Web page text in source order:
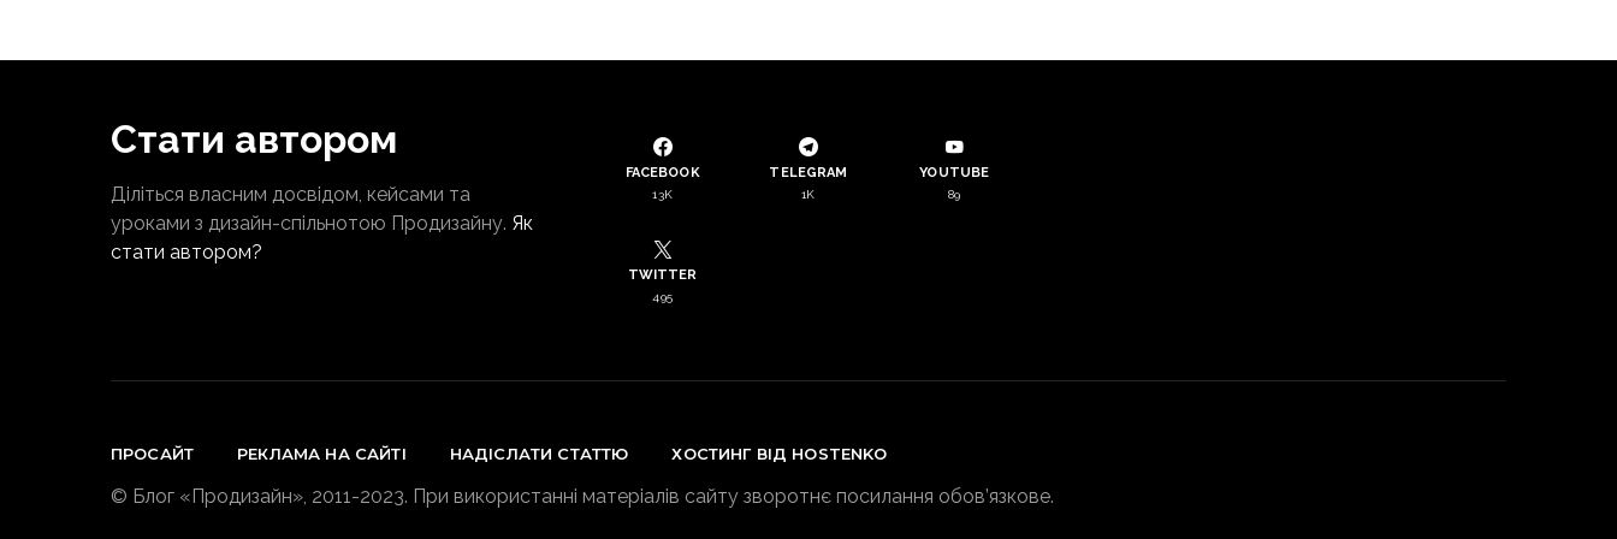
Стати автором
Діліться власним досвідом, кейсами та
уроками з дизайн-спільнотою Продизайну. Як
стати автором?
FACEBOOK
13K
TELEGRAM
1K
YOUTUBE
89
TWITTER
495
ПРОСАЙТ РЕКЛАМА НА САЙТІ НАДІСЛАТИ СТАТТЮ ХОСТИНГ ВІД HOSTENKO
© Блог «Продизайн», 2011-2023. При використанні матеріалів сайту зворотнє посилання обов’язкове.